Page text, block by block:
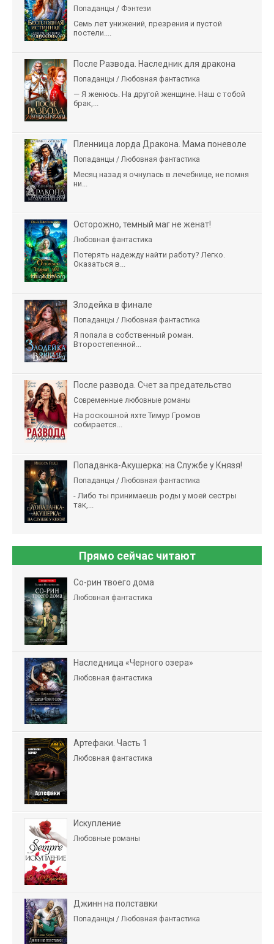
Попаданцы / Фэнтези
Семь лет унижений, презрения и пустой
постели....
После Развода. Наследник для дракона
Попаданцы / Любовная фантастика
— Я женюсь. На другой женщине. Наш с тобой
брак,...
Пленница лорда Дракона. Мама поневоле
Попаданцы / Любовная фантастика
Месяц назад я очнулась в лечебнице, не помня
ни...
Осторожно, темный маг не женат!
Любовная фантастика
Потерять надежду найти работу? Легко.
Оказаться в...
Злодейка в финале
Попаданцы / Любовная фантастика
Я попала в собственный роман.
Второстепенной...
После развода. Счет за предательство
Современные любовные романы
На роскошной яхте Тимур Громов
собирается...
Попаданка-Акушерка: на Службе у Князя!
Попаданцы / Любовная фантастика
- Либо ты принимаешь роды у моей сестры
так,...
Прямо сейчас читают
Со-рин твоего дома
Любовная фантастика
Наследница «Черного озера»
Любовная фантастика
Артефаки. Часть 1
Любовная фантастика
Искупление
Любовные романы
Джинн на полставки
Попаданцы / Любовная фантастика